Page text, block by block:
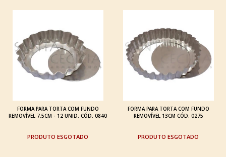
FORMA PARA TORTA COM FUNDO
REMOVÍVEL 7,5CM - 12 UNID. CÓD. 0840
ESGOTADO
FORMA PARA TORTA COM FUNDO
REMOVÍVEL 13CM CÓD. 0275
ESGOTADO